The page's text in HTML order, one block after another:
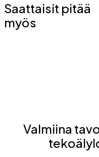
Saattaisit pitää
myös
Valmiina